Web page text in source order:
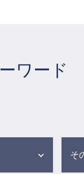
ワード
そ